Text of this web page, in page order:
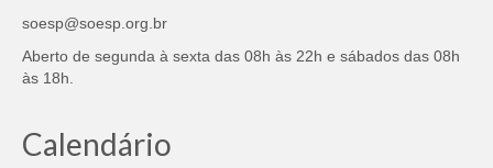
soesp@soesp.org.br
Aberto de segunda à sexta das 08h às 22h e sábados das 08h
às 18h.
Calendário